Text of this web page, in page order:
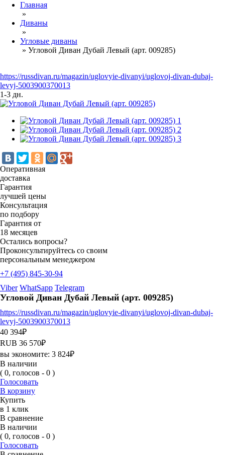
Главная
»
Диваны
»
Угловые диваны
» Угловой Диван Дубай Левый (арт. 009285)
https://russdivan.ru/magazin/uglovyie-divanyi/uglovoj-divan-dubaj-
levyj-5003900370013
1-3 дн.
Оперативная
доставка
Гарантия
лучшей цены
Консультация
по подбору
Гарантия от
18 месяцев
Остались вопросы?
Проконсультируйтесь со своим
персональным менеджером
+7 (495) 845-30-94
Viber WhatSapp Telegram
Угловой Диван Дубай Левый (арт. 009285)
https://russdivan.ru/magazin/uglovyie-divanyi/uglovoj-divan-dubaj-
levyj-5003900370013
40 394₽
RUB 36 570₽
вы экономите: 3 824₽
В наличии
( 0, голосов - 0 )
Голосовать
В корзину
Купить
в 1 клик
В сравнение
В наличии
( 0, голосов - 0 )
Голосовать